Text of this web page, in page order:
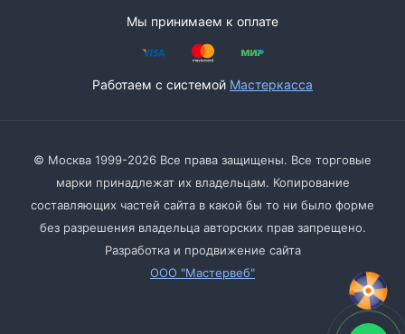
Мы принимаем к оплате
Работаем с системой Мастеркасса
© Москва 1999-2026 Все права защищены. Все торговые
марки принадлежат их владельцам. Копирование
составляющих частей сайта в какой бы то ни было форме
без разрешения владельца авторских прав запрещено.
Разработка и продвижение сайта
ООО "Мастервеб"